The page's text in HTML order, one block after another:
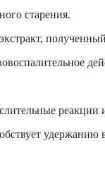
старения.
удержанию